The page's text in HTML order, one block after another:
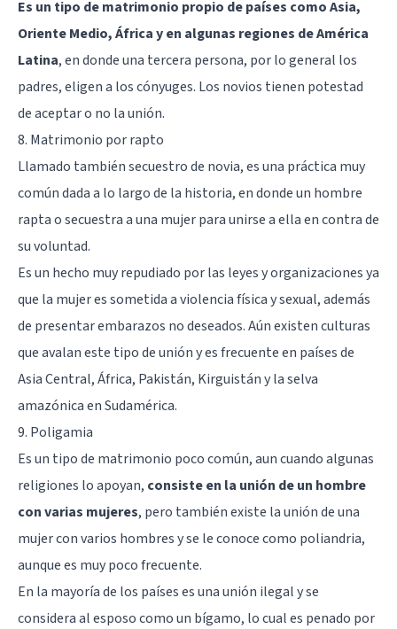
Es un tipo de matrimonio propio de países como Asia,
Oriente Medio, África y en algunas regiones de América
Latina, en donde una tercera persona, por lo general los
padres, eligen a los cónyuges. Los novios tienen potestad
de aceptar o no la unión.
8. Matrimonio por rapto
Llamado también secuestro de novia, es una práctica muy
común dada a lo largo de la historia, en donde un hombre
rapta o secuestra a una mujer para unirse a ella en contra de
su voluntad.
Es un hecho muy repudiado por las leyes y organizaciones ya
que la mujer es sometida a violencia física y sexual, además
de presentar embarazos no deseados. Aún existen culturas
que avalan este tipo de unión y es frecuente en países de
Asia Central, África, Pakistán, Kirguistán y la selva
amazónica en Sudamérica.
9. Poligamia
Es un tipo de matrimonio poco común, aun cuando algunas
religiones lo apoyan, consiste en la unión de un hombre
con varias mujeres, pero también existe la unión de una
mujer con varios hombres y se le conoce como poliandria,
aunque es muy poco frecuente.
En la mayoría de los países es una unión ilegal y se
considera al esposo como un bígamo, lo cual es penado por